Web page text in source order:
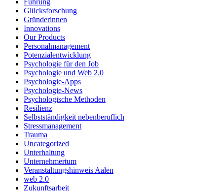
Glücksforschung
Gründerinnen
Innovations
Our Products
Personalmanagement
Potenzialentwicklung
Psychologie für den Job
Psychologie und Web 2.0
Psychologie-Apps
Psychologie-News
Psychologische Methoden
Resilienz
Selbstständigkeit nebenberuflich
Stressmanagement
Trauma
Uncategorized
Unterhaltung
Unternehmertum
Veranstaltungshinweis Aalen
web 2.0
Zukunftsarbeit